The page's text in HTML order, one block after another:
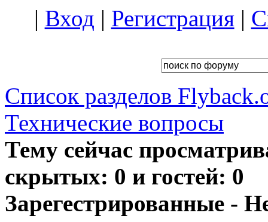
| Вход | Регистрация|
Список разделов
Технические вопросы
Тему сейчас
скрытых: 0 и гостей: 0
Зарегестрированные -